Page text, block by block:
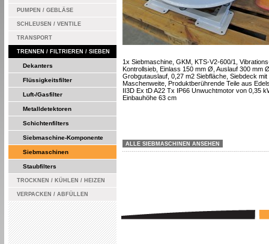
PUMPEN / GEBLÄSE
SCHLEUSEN / VENTILE
TRANSPORT
TRENNEN / FILTRIEREN / SIEBEN
Dekanters
Flüssigkeitsfilter
Luft-/Gasfilter
Metalldetektoren
Schichtenfilters
Siebmaschine-Komponente
Siebmaschinen
Staubfilters
TROCKNEN / KÜHLEN / HEIZEN
VERPACKEN / ABFÜLLEN
1x Siebmaschine, GKM, KTS-V2-600/1,
Kontrollsieb, Einlass 150 mm Ø, Auslauf 300 mm
Grobgutauslauf, 0,27 m2 Siebfläche, Siebdeck mit
Maschenweite, Produktberührende Teile aus
II3D Ex tD A22 Tx IP66 Unwuchtmotor von 0,35
Einbauhöhe 63 cm
ALLE SIEBMASCHINEN ANSEHEN